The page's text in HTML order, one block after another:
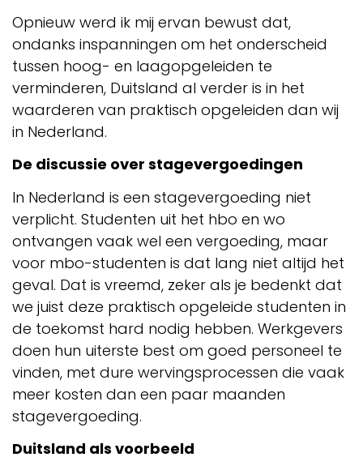
Opnieuw werd ik mij ervan bewust dat,
ondanks inspanningen om het onderscheid
tussen hoog- en laagopgeleiden te
verminderen, Duitsland al verder is in het
waarderen van praktisch opgeleiden dan wij
in Nederland.
De discussie over stagevergoedingen
In Nederland is een stagevergoeding niet
verplicht. Studenten uit het hbo en wo
ontvangen vaak wel een vergoeding, maar
voor mbo-studenten is dat lang niet altijd het
geval. Dat is vreemd, zeker als je bedenkt dat
we juist deze praktisch opgeleide studenten in
de toekomst hard nodig hebben. Werkgevers
doen hun uiterste best om goed personeel te
vinden, met dure wervingsprocessen die vaak
meer kosten dan een paar maanden
stagevergoeding.
Duitsland als voorbeeld